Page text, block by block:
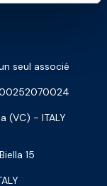
seul associé
00252070024
(VC) - ITALY
15